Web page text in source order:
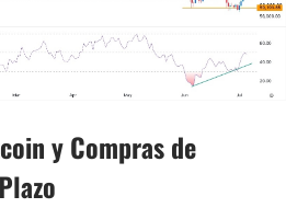
y Compras de